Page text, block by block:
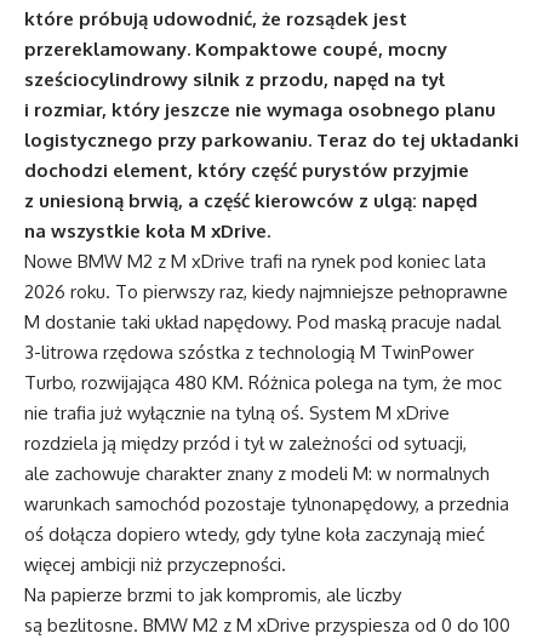
które próbują udowodnić, że rozsądek jest
przereklamowany. Kompaktowe coupé, mocny
sześciocylindrowy silnik z przodu, napęd na tył
i rozmiar, który jeszcze nie wymaga osobnego planu
logistycznego przy parkowaniu. Teraz do tej układanki
dochodzi element, który część purystów przyjmie
z uniesioną brwią, a część kierowców z ulgą: napęd
na wszystkie koła M xDrive.
Nowe BMW M2 z M xDrive trafi na rynek pod koniec lata
2026 roku. To pierwszy raz, kiedy najmniejsze pełnoprawne
M dostanie taki układ napędowy. Pod maską pracuje nadal
3-litrowa rzędowa szóstka z technologią M TwinPower
Turbo, rozwijająca 480 KM. Różnica polega na tym, że moc
nie trafia już wyłącznie na tylną oś. System M xDrive
rozdziela ją między przód i tył w zależności od sytuacji,
ale zachowuje charakter znany z modeli M: w normalnych
warunkach samochód pozostaje tylnonapędowy, a przednia
oś dołącza dopiero wtedy, gdy tylne koła zaczynają mieć
więcej ambicji niż przyczepności.
Na papierze brzmi to jak kompromis, ale liczby
są bezlitosne. BMW M2 z M xDrive przyspiesza od 0 do 100